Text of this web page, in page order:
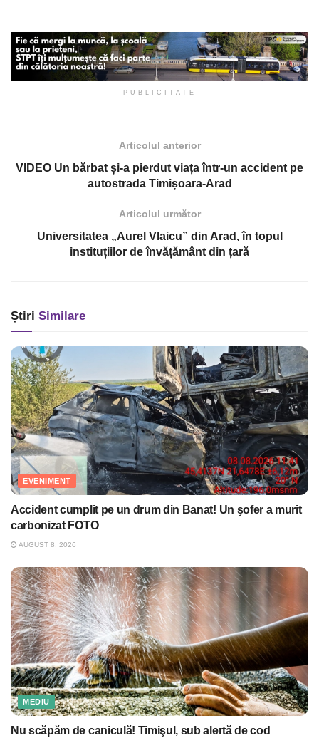
PUBLICITATE
Articolul anterior
VIDEO Un bărbat și-a pierdut viața într-un accident pe
autostrada Timișoara-Arad
Articolul următor
Universitatea „Aurel Vlaicu” din Arad, în topul
instituțiilor de învățământ din țară
Știri Similare
EVENIMENT
Accident cumplit pe un drum din Banat! Un şofer a murit
carbonizat FOTO
AUGUST 8, 2026
MEDIU
Nu scăpăm de caniculă! Timişul, sub alertă de cod